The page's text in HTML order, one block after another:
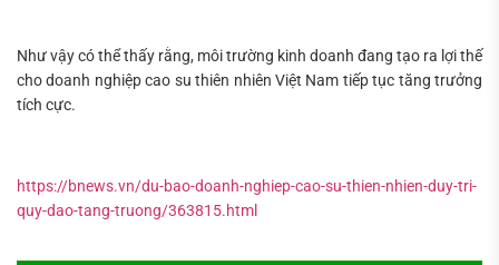
Như vậy có thể thấy rằng, môi trường kinh doanh đang tạo ra lợi thế
cho doanh nghiệp cao su thiên nhiên Việt Nam tiếp tục tăng trưởng
tích cực.
https://bnews.vn/du-bao-doanh-nghiep-cao-su-thien-nhien-duy-tri-
quy-dao-tang-truong/363815.html